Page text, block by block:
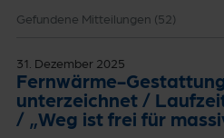
Gefundene Mitteilungen (52)
31. Dezember 2025
Fernwärme-
unterzeichnet /
/ „Weg ist frei für